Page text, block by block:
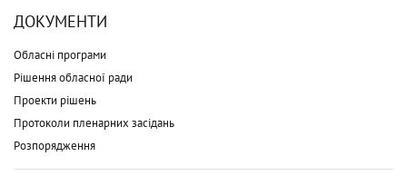
ДОКУМЕНТИ
Обласні програми
Рішення обласної ради
Проекти рішень
Протоколи пленарних засідань
Розпорядження